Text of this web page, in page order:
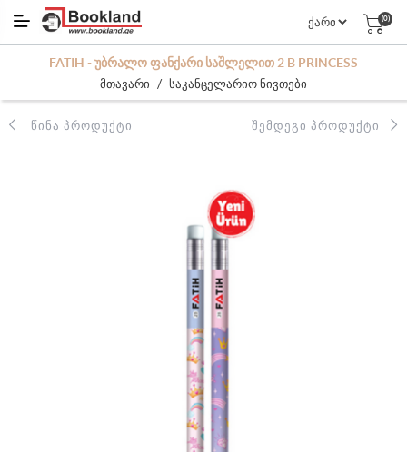
(0)
FATIH - ᲣᲑᲠᲐᲚᲝ ᲤᲐᲜᲥᲐᲠᲘ ᲡᲐᲨᲚᲔᲚᲘᲗ 2 B PRINCESS
მთავარი / საკანცელარიო ნივთები
ᲬᲘᲜᲐ ᲞᲠᲝᲓᲣᲥᲢᲘ ᲨᲔᲛᲓᲔᲒᲘ ᲞᲠᲝᲓᲣᲥᲢᲘ